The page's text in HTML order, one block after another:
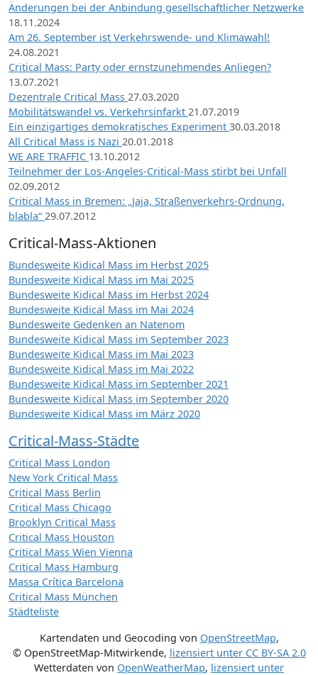
Änderungen bei der Anbindung gesellschaftlicher Netzwerke
18.11.2024
Am 26. September ist Verkehrswende- und Klimawahl!
24.08.2021
Critical Mass: Party oder ernstzunehmendes Anliegen?
13.07.2021
Dezentrale Critical Mass 27.03.2020
Mobilitätswandel vs. Verkehrsinfarkt 21.07.2019
Ein einzigartiges demokratisches Experiment 30.03.2018
All Critical Mass is Nazi 20.01.2018
WE ARE TRAFFIC 13.10.2012
Teilnehmer der Los-Angeles-Critical-Mass stirbt bei Unfall
02.09.2012
Critical Mass in Bremen: „Jaja, Straßenverkehrs-Ordnung,
blabla“ 29.07.2012
Critical-Mass-Aktionen
Bundesweite Kidical Mass im Herbst 2025
Bundesweite Kidical Mass im Mai 2025
Bundesweite Kidical Mass im Herbst 2024
Bundesweite Kidical Mass im Mai 2024
Bundesweite Gedenken an Natenom
Bundesweite Kidical Mass im September 2023
Bundesweite Kidical Mass im Mai 2023
Bundesweite Kidical Mass im Mai 2022
Bundesweite Kidical Mass im September 2021
Bundesweite Kidical Mass im September 2020
Bundesweite Kidical Mass im März 2020
Critical-Mass-Städte
Critical Mass London
New York Critical Mass
Critical Mass Berlin
Critical Mass Chicago
Brooklyn Critical Mass
Critical Mass Houston
Critical Mass Wien Vienna
Critical Mass Hamburg
Massa Crítica Barcelona
Critical Mass München
Städteliste
Kartendaten und Geocoding von OpenStreetMap,
© OpenStreetMap-Mitwirkende, lizensiert unter CC BY-SA 2.0
Wetterdaten von OpenWeatherMap, lizensiert unter